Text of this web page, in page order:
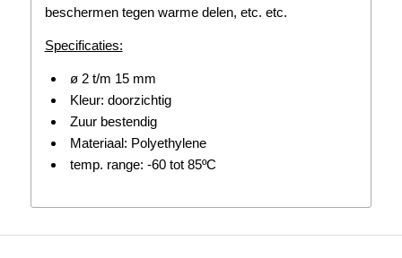
beschermen tegen warme delen, etc. etc.
Specificaties:
ø 2 t/m 15 mm
Kleur: doorzichtig
Zuur bestendig
Materiaal: Polyethylene
temp. range: -60 tot 85ºC